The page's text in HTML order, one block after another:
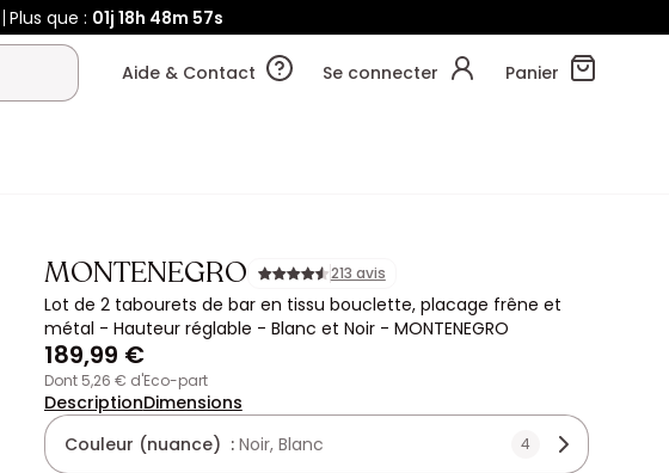
Plus que : 01j 18h 48m 55s
Aide & Contact Se connecter Panier
MONTENEGRO 213 avis
Lot de 2 tabourets de bar en tissu bouclette, placage frêne et
métal - Hauteur réglable - Blanc et Noir - MONTENEGRO
189,99 €
dont 5,26 € d'Eco-part
DescriptionDimensions
Couleur (nuance) : Noir, Blanc 4